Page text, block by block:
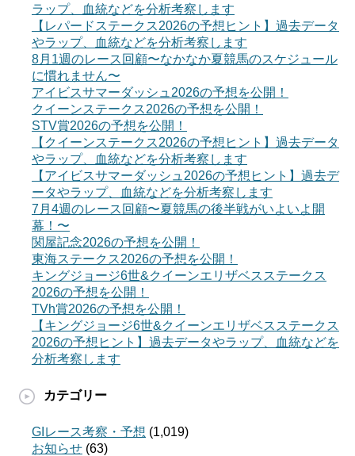
ラップ、血統などを分析考察します
【レパードステークス2026の予想ヒント】過去データ
やラップ、血統などを分析考察します
8月1週のレース回顧〜なかなか夏競馬のスケジュール
に慣れません〜
アイビスサマーダッシュ2026の予想を公開！
クイーンステークス2026の予想を公開！
STV賞2026の予想を公開！
【クイーンステークス2026の予想ヒント】過去データ
やラップ、血統などを分析考察します
【アイビスサマーダッシュ2026の予想ヒント】過去デ
ータやラップ、血統などを分析考察します
7月4週のレース回顧〜夏競馬の後半戦がいよいよ開
幕！〜
関屋記念2026の予想を公開！
東海ステークス2026の予想を公開！
キングジョージ6世&クイーンエリザベスステークス
2026の予想を公開！
TVh賞2026の予想を公開！
【キングジョージ6世&クイーンエリザベスステークス
2026の予想ヒント】過去データやラップ、血統などを
分析考察します
カテゴリー
GIレース考察・予想 (1,019)
お知らせ (63)